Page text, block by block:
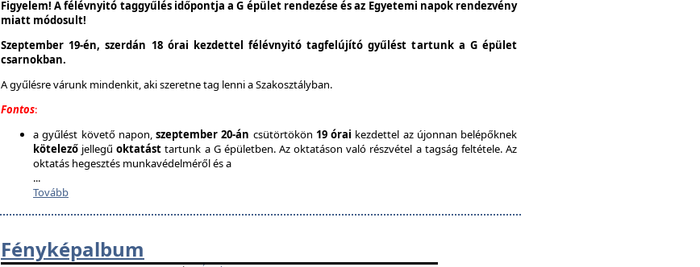
Figyelem! A félévnyitó taggyűlés időpontja a G épület rendezése és az Egyetemi napok rendezvény
miatt módosult!
Szeptember 19-én, szerdán 18 órai kezdettel félévnyitó tagfelújító gyűlést tartunk a G épület
csarnokban.
A gyűlésre várunk mindenkit, aki szeretne tag lenni a Szakosztályban.
Fontos:
a gyűlést követő napon, szeptember 20-án csütörtökön 19 órai kezdettel az újonnan belépőknek
kötelező jellegűoktatásttartunk a G épületben. Az oktatáson való részvétel a tagság feltétele. Az
oktatás hegesztés munkavédelméről és a
...
Tovább
Fényképalbum